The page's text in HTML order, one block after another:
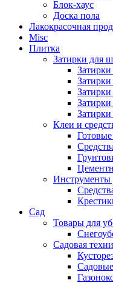
Блок-хаус
Доска пола
Лакокрасочная
Misc
Плитка
Затирки для
Клеи и
Инструменты
Сад
Товары для
Садовая